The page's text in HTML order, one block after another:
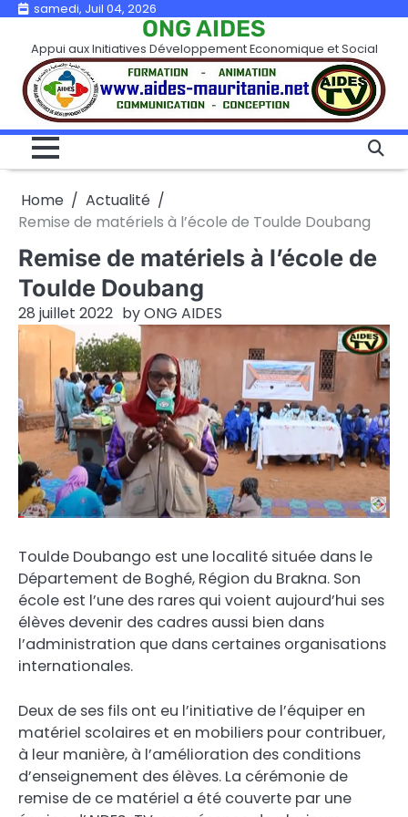
Skip
content
samedi, Juil 04, 2026
ONG AIDES
Appui aux Initiatives Développement Economique et Social
Home
Actualité
Remise de matériels à l’école de Toulde Doubang
Remise de matériels à l’école de
Toulde Doubang
28 juillet 2022 byONG AIDES
Toulde Doubango est une localité située dans le
Département de Boghé, Région du Brakna. Son
école est l’une des rares qui voient aujourd’hui ses
élèves devenir des cadres aussi bien dans
l’administration que dans certaines organisations
internationales.
Deux de ses fils ont eu l’initiative de l’équiper en
matériel scolaires et en mobiliers pour contribuer,
à leur manière, à l’amélioration des conditions
d’enseignement des élèves. La cérémonie de
remise de ce matériel a été couverte par une